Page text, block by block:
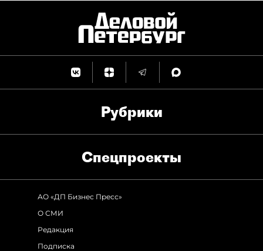
Рубрики
Спец­проекты
АО «ДП Бизнес Пресс»
О СМИ
Редакция
Подписка